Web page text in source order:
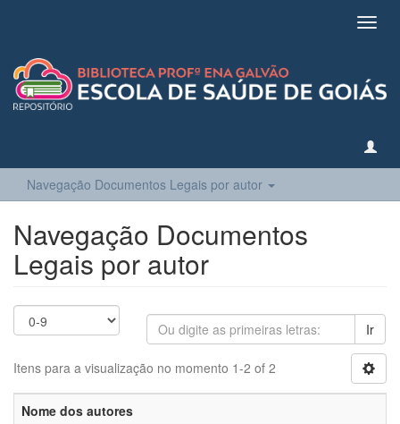
Navegação Documentos Legais por autor
Navegação Documentos
Legais por autor
Ir
Itens para a visualização no momento 1-2 of 2
Nome dos autores